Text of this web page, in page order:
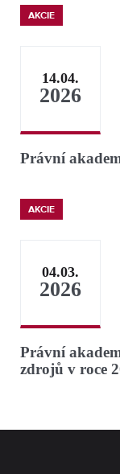
AKCIE
14.04.
2026
Právní
AKCIE
04.03.
2026
Právní
zdrojů v roce